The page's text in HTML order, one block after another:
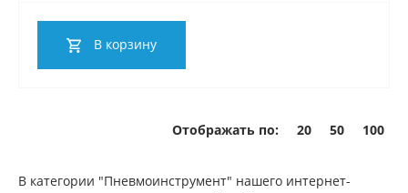
В корзину
Отображать по: 20 50 100
В категории "Пневмоинструмент" нашего интернет-